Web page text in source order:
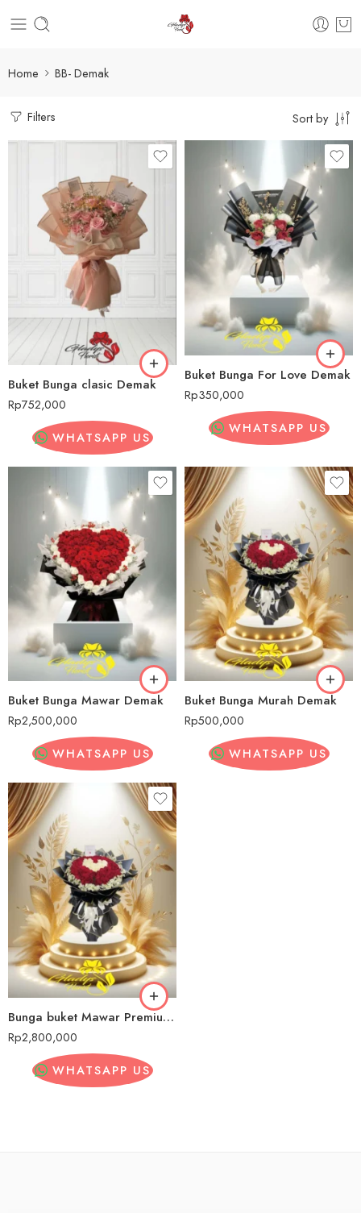
Home BB- Demak
Filters Sort by
Buket Bunga clasic Demak
Rp752,000
WHATSAPP US
Buket Bunga For Love Demak
Rp350,000
WHATSAPP US
Buket Bunga Mawar Demak
Rp2,500,000
WHATSAPP US
Buket Bunga Murah Demak
Rp500,000
WHATSAPP US
Bunga buket Mawar Premium Demak
Rp2,800,000
WHATSAPP US